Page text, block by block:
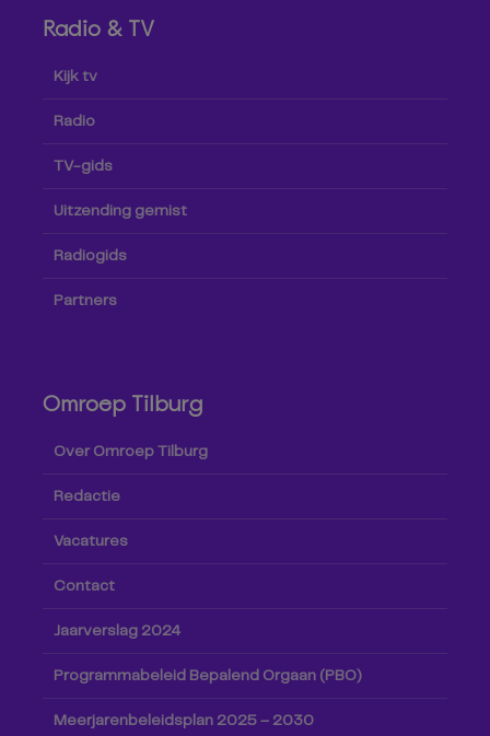
Radio & TV
Kijk tv
Radio
TV-gids
Uitzending gemist
Radiogids
Partners
Omroep Tilburg
Over Omroep Tilburg
Redactie
Vacatures
Contact
Jaarverslag 2024
Programmabeleid Bepalend Orgaan (PBO)
Meerjarenbeleidsplan 2025 – 2030